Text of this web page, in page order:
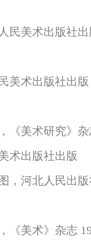
民美术出版社
美术出版社出版
《美术研究》
术出版社出版
，河北人民出
《美术》杂志